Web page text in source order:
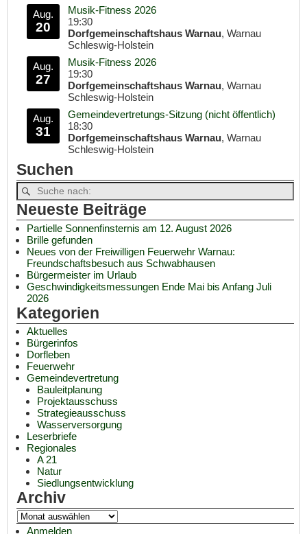
Aug.
20
Musik-Fitness 2026
19:30
Dorfgemeinschaftshaus Warnau, Warnau
Schleswig-Holstein
Aug.
27
Musik-Fitness 2026
19:30
Dorfgemeinschaftshaus Warnau, Warnau
Schleswig-Holstein
Aug.
31
Gemeindevertretungs-Sitzung (nicht öffentlich)
18:30
Dorfgemeinschaftshaus Warnau, Warnau
Schleswig-Holstein
Suchen
Neueste Beiträge
Partielle Sonnenfinsternis am 12. August 2026
Brille gefunden
Neues von der Freiwilligen Feuerwehr Warnau:
Freundschaftsbesuch aus Schwabhausen
Bürgermeister im Urlaub
Geschwindigkeitsmessungen Ende Mai bis Anfang Juli
2026
Kategorien
Aktuelles
Bürgerinfos
Dorfleben
Feuerwehr
Gemeindevertretung
Bauleitplanung
Projektausschuss
Strategieausschuss
Wasserversorgung
Leserbriefe
Regionales
A 21
Natur
Siedlungsentwicklung
Archiv
Anmelden